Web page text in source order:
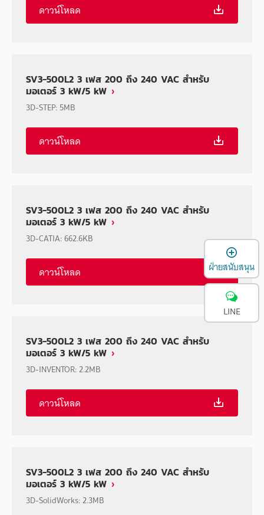
ดาวน์โหลด
SV3-500L2 3 เฟส 200 ถึง 240 VAC สำหรับ
มอเตอร์ 3 kW/5 kW
3D-STEP: 5MB
ดาวน์โหลด
SV3-500L2 3 เฟส 200 ถึง 240 VAC สำหรับ
มอเตอร์ 3 kW/5 kW
3D-CATIA:662.6KB
ดาวน์โหลด
SV3-500L2 3 เฟส 200 ถึง 240 VAC สำหรับ
มอเตอร์ 3 kW/5 kW
3D-INVENTOR:2.2MB
ดาวน์โหลด
SV3-500L2 3 เฟส 200 ถึง 240 VAC สำหรับ
มอเตอร์ 3 kW/5 kW
3D-SolidWorks:2.3MB
ฝ่ายสนับสนุน
LINE